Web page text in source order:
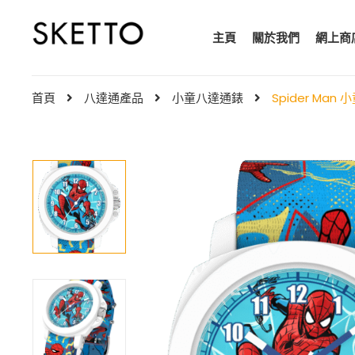
主頁 關於我們 網上商
首頁 八達通產品 小童八達通錶 Spider Man